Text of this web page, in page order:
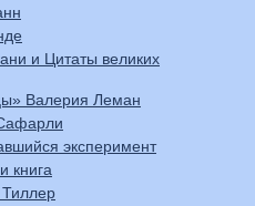
и Цитаты великих
Валерия Леман
эксперимент
книга